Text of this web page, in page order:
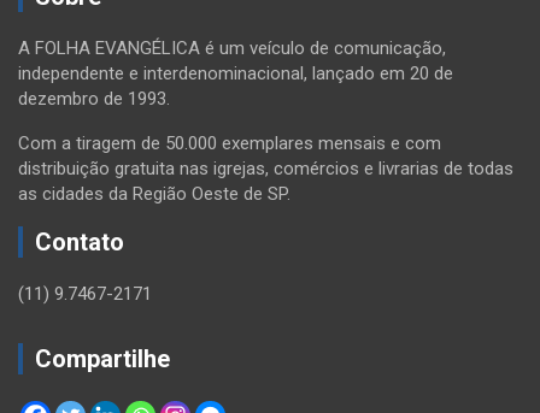
A FOLHA EVANGÉLICA é um veículo de comunicação,
independente e interdenominacional, lançado em 20 de
dezembro de 1993.
Com a tiragem de 50.000 exemplares mensais e com
distribuição gratuita nas igrejas, comércios e livrarias de todas
as cidades da Região Oeste de SP.
Contato
(11) 9.7467-2171
Compartilhe